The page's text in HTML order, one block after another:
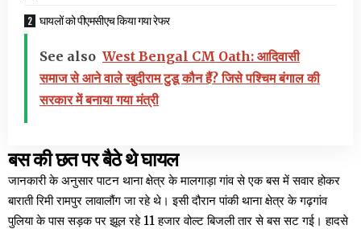
घायलों को पीएमसीएच किया गया रेफर
See also West Bengal CM Oath: आदिवासी
समाज से आने वाले खुदीराम टुडू कौन हैं? जिसे पश्चिम बंगाल की
सरकार में बनाया गया मंत्री
बस की छत पर बैठे थे घायल
जानकारी के अनुसार पाटन थाना क्षेत्र के मालगाड़ा गांव से एक बस में सवार होकर
बाराती रिमी रामपुर लावालौंग जा रहे थे। इसी दौरान पांकी थाना क्षेत्र के गढ़गांव
पुलिया के पास सड़क पर झूल रहे 11 हजार वोल्ट बिजली तार से बस सट गई। हादसे